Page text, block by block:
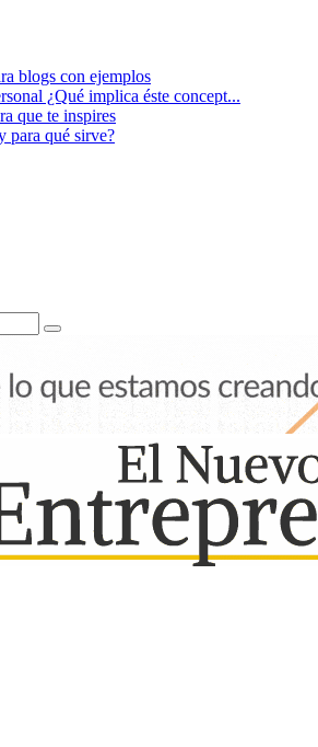
blogs con ejemplos
¿Qué implica éste concept...
que te inspires
para qué sirve?